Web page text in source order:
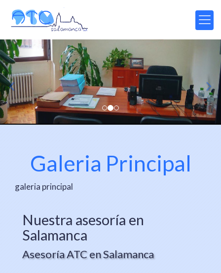
prev
Galeria Principal
galeria principal
Nuestra asesoría en
Salamanca
Asesoría ATC en Salamanca